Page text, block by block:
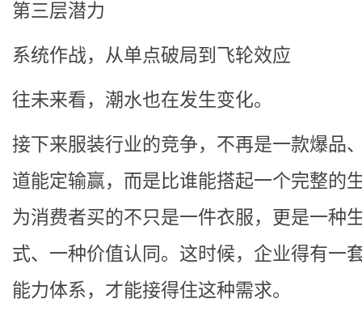
第三层潜力
系统作战，从单点破局到飞轮效应
往未来看，潮水也在发生变化。
接下来服装行业的竞争，不再是一款爆品
道能定输赢，而是比谁能搭起一个完整的
为消费者买的不只是一件衣服，更是一种
式、一种价值认同。这时候，企业得有一
能力体系，才能接得住这种需求。